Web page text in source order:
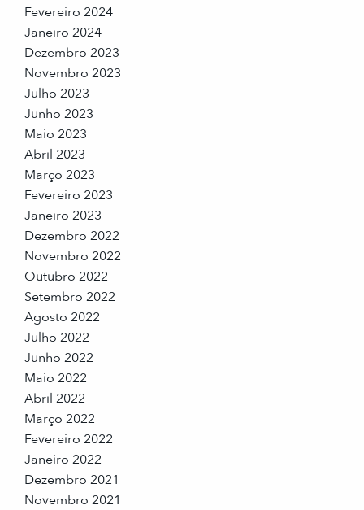
Fevereiro 2024
Janeiro 2024
Dezembro 2023
Novembro 2023
Julho 2023
Junho 2023
Maio 2023
Abril 2023
Março 2023
Fevereiro 2023
Janeiro 2023
Dezembro 2022
Novembro 2022
Outubro 2022
Setembro 2022
Agosto 2022
Julho 2022
Junho 2022
Maio 2022
Abril 2022
Março 2022
Fevereiro 2022
Janeiro 2022
Dezembro 2021
Novembro 2021